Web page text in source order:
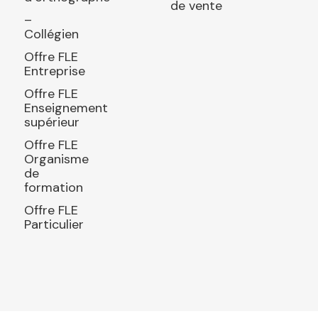
–
Collégien
Offre FLE
Entreprise
Offre FLE
Enseignement
supérieur
Offre FLE
Organisme
de
formation
Offre FLE
Particulier
de vente